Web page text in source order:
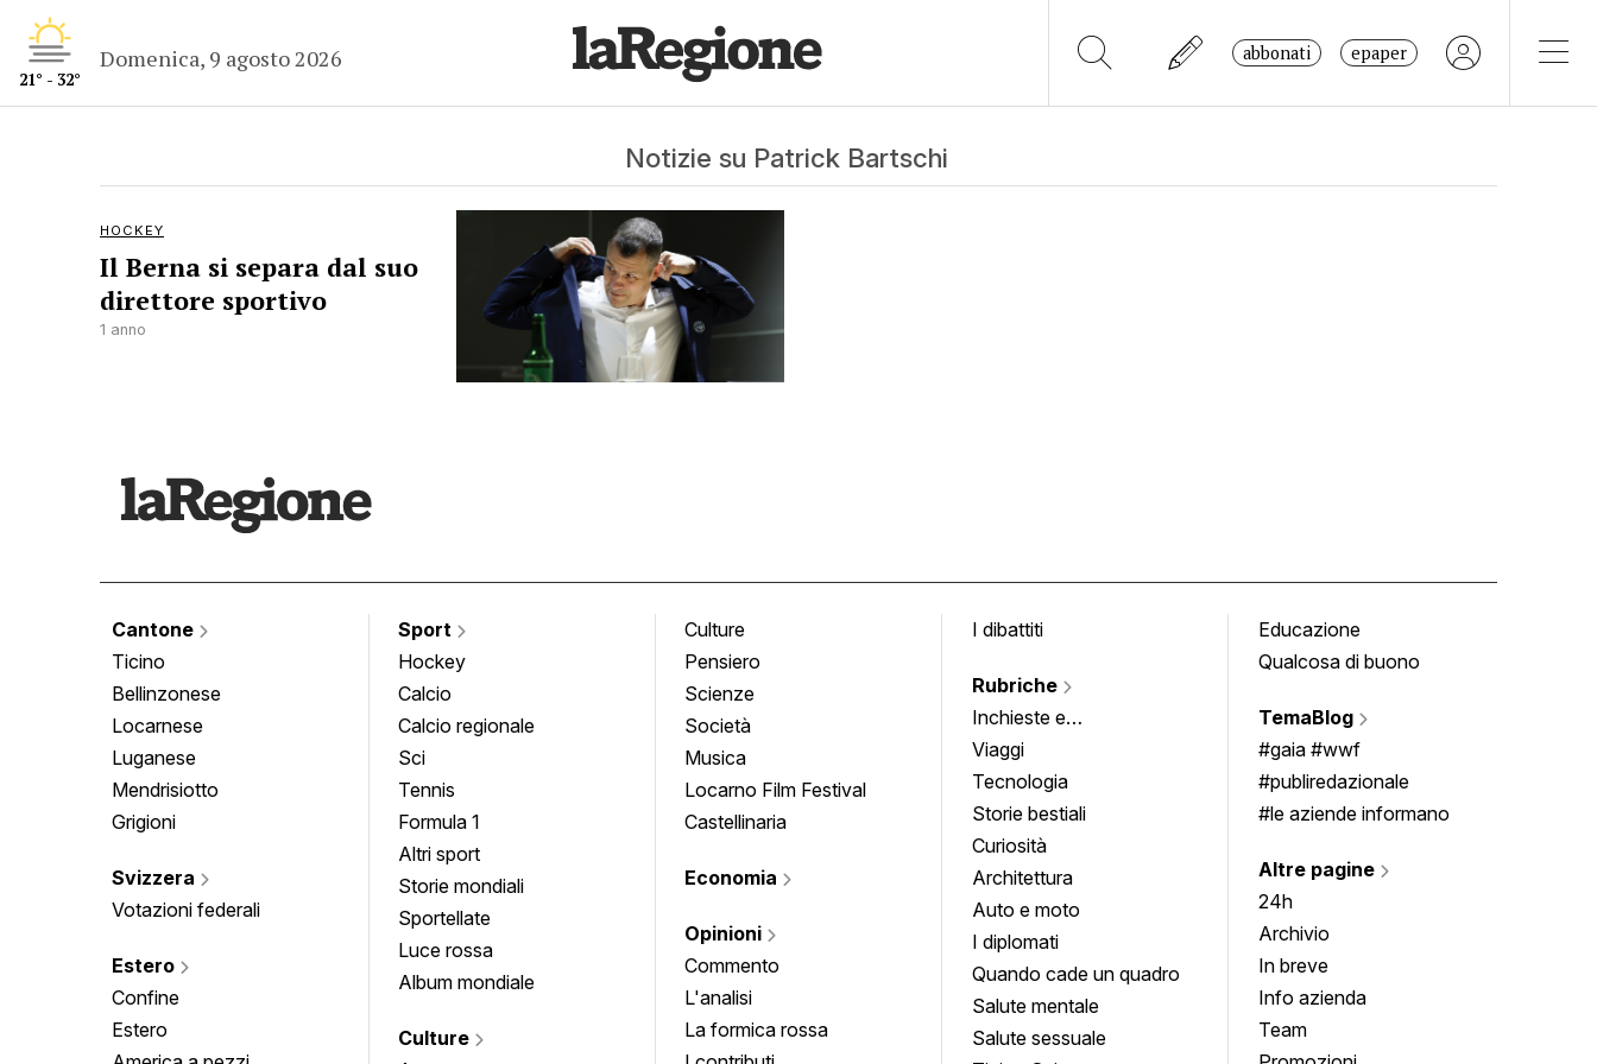
21° - 32°
Domenica, 9 agosto 2026 abbonati epaper
Notizie su Patrick Bartschi
HOCKEY
Il Berna si separa dal suo
direttore sportivo
1 anno
Cantone
Ticino
Bellinzonese
Locarnese
Luganese
Mendrisiotto
Grigioni
Svizzera
Votazioni federali
Estero
Confine
Estero
Sport
Hockey
Calcio
Calcio regionale
Sci
Tennis
Formula 1
Altri sport
Storie mondiali
Sportellate
Luce rossa
Album mondiale
Culture
Culture
Pensiero
Scienze
Società
Musica
Locarno Film Festival
Castellinaria
Economia
Opinioni
Commento
L'analisi
La formica rossa
I dibattiti
Rubriche
Inchieste e
approfondimenti
Viaggi
Tecnologia
Storie bestiali
Curiosità
Architettura
Auto e moto
I diplomati
Quando cade un quadro
Salute mentale
Salute sessuale
Educazione
Qualcosa di buono
TemaBlog
#gaia #wwf
#publiredazionale
#le aziende informano
Altre pagine
24h
Archivio
In breve
Info azienda
Team